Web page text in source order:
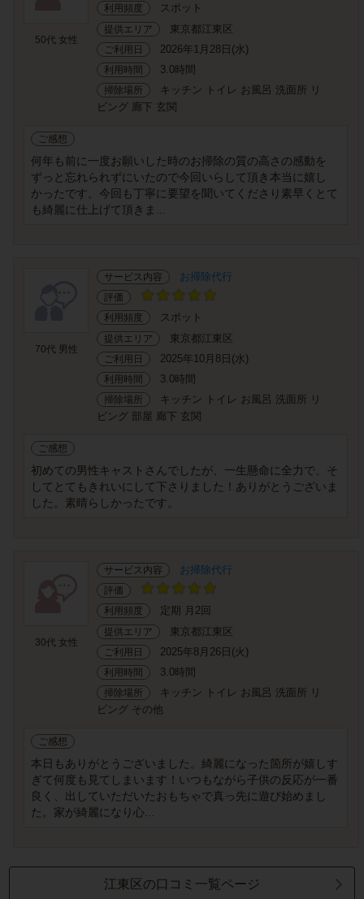
50代 女性
利用頻度
スポット
提供エリア 東京都江東区
ご利用日 2026年1月28日(水)
利用時間 3.0時間
掃除場所
キッチン トイレ お風呂 洗面所 リ
ビング 廊下 玄関
ご感想
何年も前に一度お願いした時のお掃除の質の高さの感動を
ずっと忘れられずにいたので今回いらして頂き本当に嬉し
かったです。今回も丁寧に要望を聞いてくださり素早くとて
も綺麗に仕上げて頂きま...
70代 男性
サービス内容 お掃除代行
評価
利用頻度
スポット
提供エリア 東京都江東区
ご利用日 2025年10月8日(水)
利用時間 3.0時間
掃除場所
キッチン トイレ お風呂 洗面所 リ
ビング 部屋 廊下 玄関
ご感想
初めての男性キャストさんでしたが、一生懸命に全力で、そ
してとてもきれいにして下さりました！ありがとうございま
した。素晴らしかったです。
30代 女性
サービス内容 お掃除代行
評価
利用頻度
定期 月2回
提供エリア 東京都江東区
ご利用日 2025年8月26日(火)
利用時間 3.0時間
掃除場所
キッチン トイレ お風呂 洗面所 リ
ビング その他
ご感想
本日もありがとうございました。綺麗になった箇所が嬉しす
ぎて何度も見てしまいます！いつもながら子供の反応が一番
良く、出していただいたおもちゃで真っ先に遊び始めまし
た。家が綺麗になり心...
江東区の口コミ一覧ページ